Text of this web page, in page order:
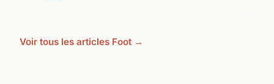
Voir tous les articles Foot →